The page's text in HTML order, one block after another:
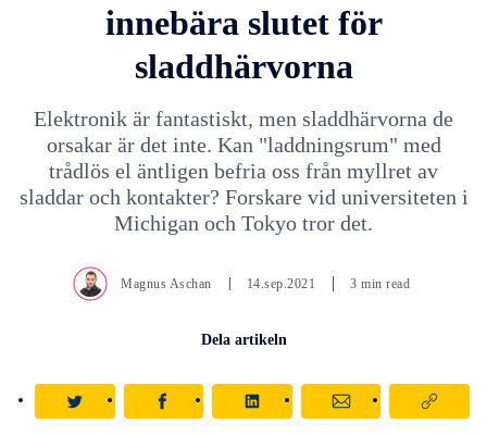
innebära slutet för
sladdhärvorna
Elektronik är fantastiskt, men sladdhärvorna de
orsakar är det inte. Kan "laddningsrum" med
trådlös el äntligen befria oss från myllret av
sladdar och kontakter? Forskare vid universiteten i
Michigan och Tokyo tror det.
Magnus Aschan 14.sep.2021 3 min read
Dela artikeln